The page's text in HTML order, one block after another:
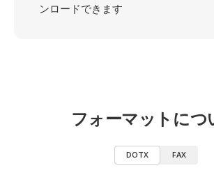
ンロードできます
フォーマットにつ
DOTX FAX